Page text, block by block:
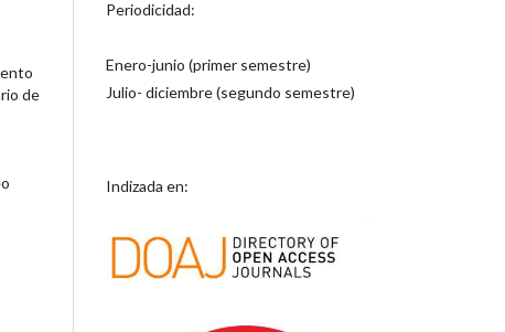
de
Periodicidad:
Enero-junio (primer semestre)
Julio- diciembre (segundo semestre)
Indizada en: